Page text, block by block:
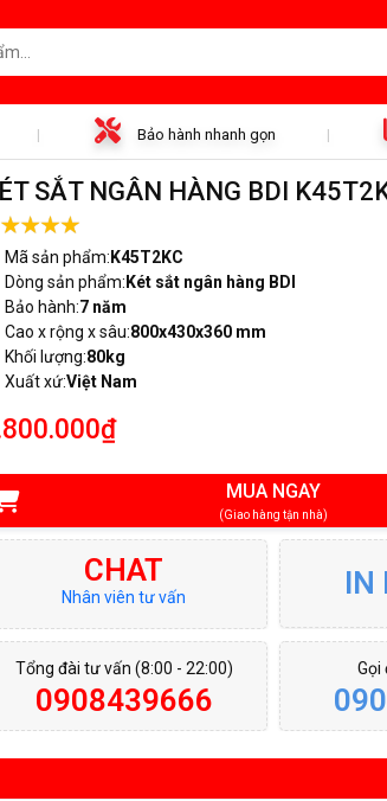
Bảo hành nhanh gọn
SẮT NGÂN HÀNG BDI
Mã sản phẩm: K45T2KC
Dòng sản phẩm: Két sắt ngân hàng BDI
Bảo hành:7 năm
Cao x rộng x sâu:800x430x360 mm
Khối lượng:80kg
Xuất xứ:Việt Nam
MUA NGAY
(Giao hàng tận nhà)
CHAT
Nhân viên tư vấn IN
Tổng đài tư vấn (8:00 - 22:00)
0908439666
Gọi